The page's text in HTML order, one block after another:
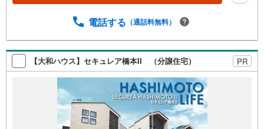
電話する （通話料無料）
【大和ハウス】セキュレア橋本II （分譲住宅） PR